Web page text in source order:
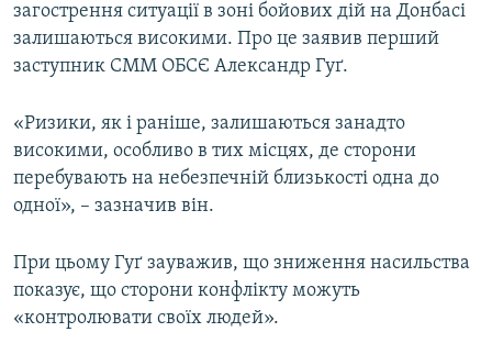
Усі сайти RFE/RL
загострення ситуації в зоні бойових дій на Донбасі
залишаються високими. Про це заявив перший
заступник СММ ОБСЄ Александр Гуґ.
«Ризики, як і раніше, залишаються занадто
високими, особливо в тих місцях, де сторони
перебувають на небезпечній близькості одна до
одної», – зазначив він.
При цьому Гуґ зауважив, що зниження насильства
показує, що сторони конфлікту можуть
«контролювати своїх людей».